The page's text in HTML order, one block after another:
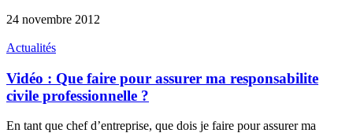
24 novembre 2012
Actualités
Vidéo : Que faire pour assurer ma responsabilite
civile professionnelle ?
En tant que chef d’entreprise, que dois je faire pour assurer ma